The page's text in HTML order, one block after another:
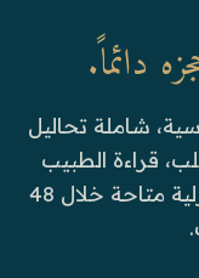
دائماً.
للأساسية، شاملة تحاليل
قراءة الطبيب
وتقرير مكتوب. معظم الزيارات المنزلية متاحة خلال 48